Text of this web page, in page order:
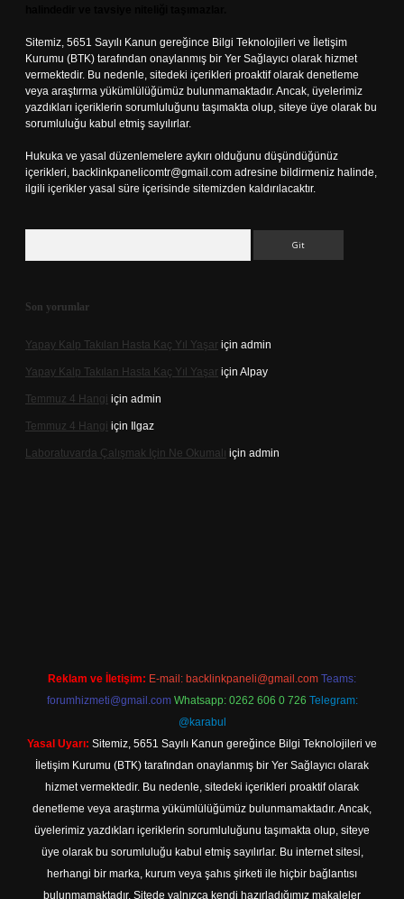
Sitemiz, 5651 Sayılı Kanun gereğince Bilgi Teknolojileri ve İletişim
Kurumu (BTK) tarafından onaylanmış bir Yer Sağlayıcı olarak hizmet
vermektedir. Bu nedenle, sitedeki içerikleri proaktif olarak denetleme
veya araştırma yükümlülüğümüz bulunmamaktadır. Ancak, üyelerimiz
yazdıkları içeriklerin sorumluluğunu taşımakta olup, siteye üye olarak bu
sorumluluğu kabul etmiş sayılırlar.
Hukuka ve yasal düzenlemelere aykırı olduğunu düşündüğünüz
içerikleri, backlinkpanelicomtr@gmail.com adresine bildirmeniz halinde,
ilgili içerikler yasal süre içerisinde sitemizden kaldırılacaktır.
Son yorumlar
Yapay Kalp Takılan Hasta Kaç Yıl Yaşar için admin
Yapay Kalp Takılan Hasta Kaç Yıl Yaşar için Alpay
Temmuz 4 Hangi için admin
Temmuz 4 Hangi için Ilgaz
Laboratuvarda Çalışmak Için Ne Okumalı için admin
Reklam ve İletişim: E-mail: backlinkpaneli@gmail.com Teams:
forumhizmeti@gmail.com Whatsapp: 0262 606 0 726 Telegram:
@karabul
Yasal Uyarı: Sitemiz, 5651 Sayılı Kanun gereğince Bilgi Teknolojileri ve
İletişim Kurumu (BTK) tarafından onaylanmış bir Yer Sağlayıcı olarak
hizmet vermektedir. Bu nedenle, sitedeki içerikleri proaktif olarak
denetleme veya araştırma yükümlülüğümüz bulunmamaktadır. Ancak,
üyelerimiz yazdıkları içeriklerin sorumluluğunu taşımakta olup, siteye
üye olarak bu sorumluluğu kabul etmiş sayılırlar. Bu internet sitesi,
herhangi bir marka, kurum veya şahıs şirketi ile hiçbir bağlantısı
bulunmamaktadır. Sitede yalnızca kendi hazırladığımız makaleler